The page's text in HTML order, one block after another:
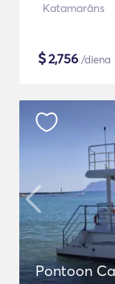
Katamarāns
$2,756 /diena
Pontoon